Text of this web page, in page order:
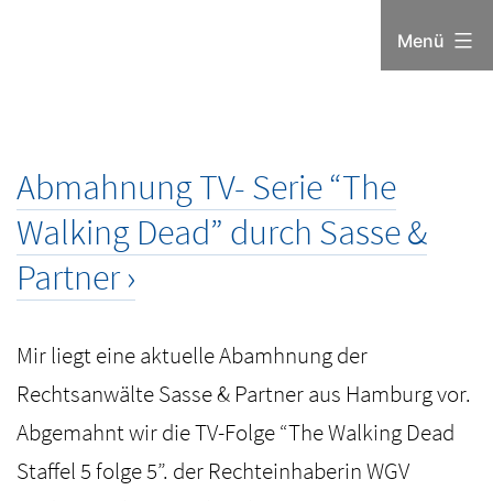
Menü
Abmahnung TV- Serie “The
Walking Dead” durch Sasse &
Partner
Mir liegt eine aktuelle Abamhnung der
Rechtsanwälte Sasse & Partner aus Hamburg vor.
Abgemahnt wir die TV-Folge “The Walking Dead
Staffel 5 folge 5”. der Rechteinhaberin WGV